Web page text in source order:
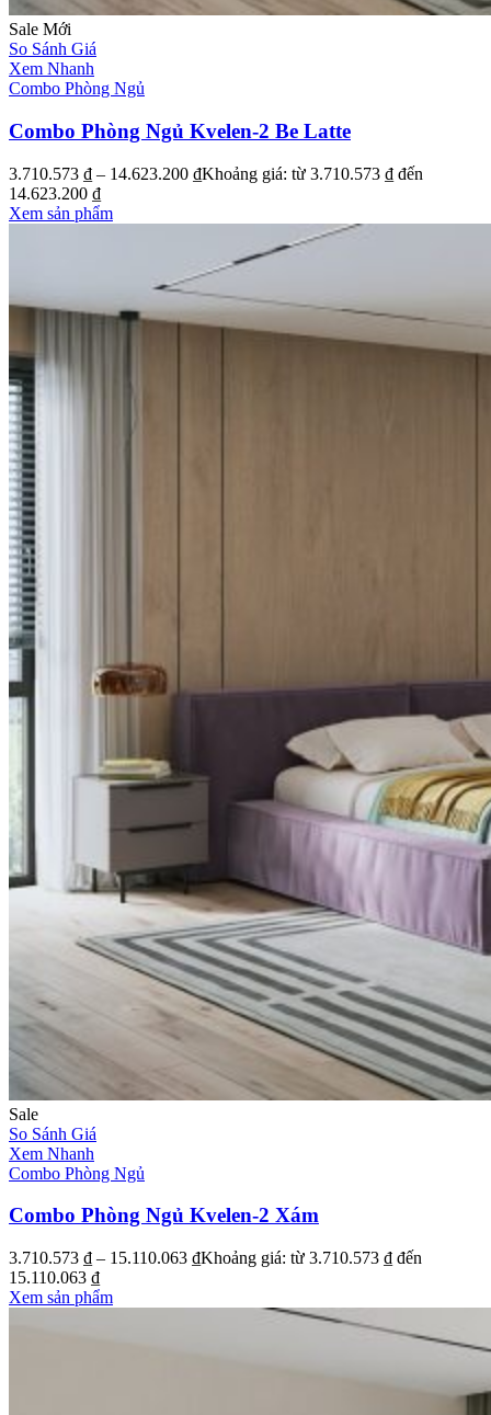
Sale Mới
So Sánh Giá
Xem Nhanh
Combo Phòng Ngủ
Combo Phòng Ngủ Kvelen-2 Be Latte
3.710.573 ₫ – 14.623.200 ₫Khoảng giá: từ 3.710.573 ₫ đến
14.623.200 ₫
Xem sản phẩm
Sale
So Sánh Giá
Xem Nhanh
Combo Phòng Ngủ
Combo Phòng Ngủ Kvelen-2 Xám
3.710.573 ₫ – 15.110.063 ₫Khoảng giá: từ 3.710.573 ₫ đến
15.110.063 ₫
Xem sản phẩm